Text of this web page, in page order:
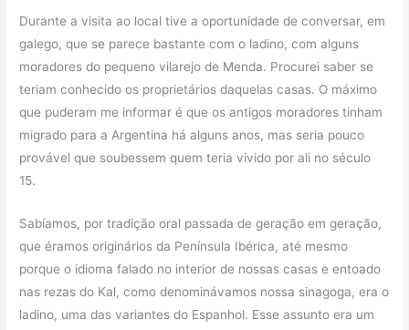
Durante a visita ao local tive a oportunidade de conversar, em
galego, que se parece bastante com o ladino, com alguns
moradores do pequeno vilarejo de Menda. Procurei saber se
teriam conhecido os proprietários daquelas casas. O máximo
que puderam me informar é que os antigos moradores tinham
migrado para a Argentina há alguns anos, mas seria pouco
provável que soubessem quem teria vivido por ali no século
15.
Sabíamos, por tradição oral passada de geração em geração,
que éramos originários da Península Ibérica, até mesmo
porque o idioma falado no interior de nossas casas e entoado
nas rezas do Kal, como denominávamos nossa sinagoga, era o
ladino, uma das variantes do Espanhol. Esse assunto era um